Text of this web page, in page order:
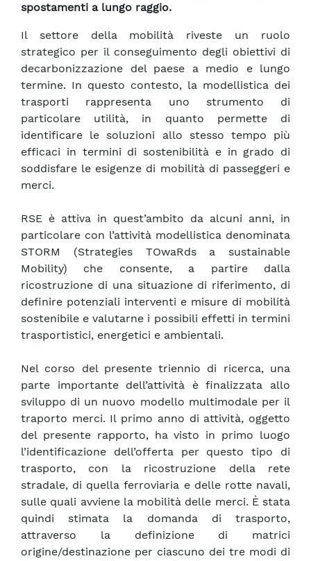
spostamenti a lungo raggio.
Il settore della mobilità riveste un ruolo
strategico per il conseguimento degli obiettivi di
decarbonizzazione del paese a medio e lungo
termine. In questo contesto, la modellistica dei
trasporti rappresenta uno strumento di
particolare utilità, in quanto permette di
identificare le soluzioni allo stesso tempo più
efficaci in termini di sostenibilità e in grado di
soddisfare le esigenze di mobilità di passeggeri e
merci.
RSE è attiva in quest’ambito da alcuni anni, in
particolare con l’attività modellistica denominata
STORM (Strategies TOwaRds a sustainable
Mobility) che consente, a partire dalla
ricostruzione di una situazione di riferimento, di
definire potenziali interventi e misure di mobilità
sostenibile e valutarne i possibili effetti in termini
trasportistici, energetici e ambientali.
Nel corso del presente triennio di ricerca, una
parte importante dell’attività è finalizzata allo
sviluppo di un nuovo modello multimodale per il
traporto merci. Il primo anno di attività, oggetto
del presente rapporto, ha visto in primo luogo
l’identificazione dell’offerta per questo tipo di
trasporto, con la ricostruzione della rete
stradale, di quella ferroviaria e delle rotte navali,
sulle quali avviene la mobilità delle merci. È stata
quindi stimata la domanda di trasporto,
attraverso la definizione di matrici
origine/destinazione per ciascuno dei tre modi di